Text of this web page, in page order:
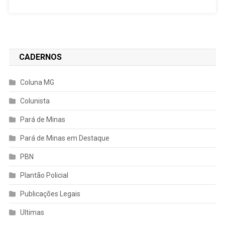
CADERNOS
Coluna MG
Colunista
Pará de Minas
Pará de Minas em Destaque
PBN
Plantão Policial
Publicações Legais
Ultimas